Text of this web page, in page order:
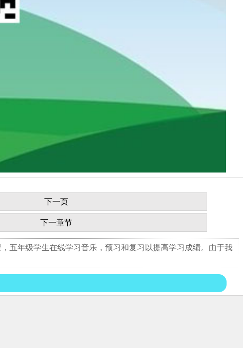
下一页
下一章节
五年级学生在线学习音乐，预习和复习以提高学习成绩。由于我